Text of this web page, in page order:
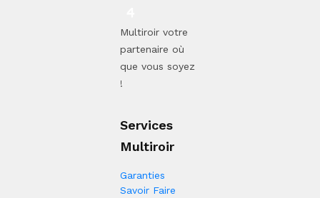
Multiroir votre
partenaire où
que vous soyez
!
Services
Multiroir
Garanties
Savoir Faire